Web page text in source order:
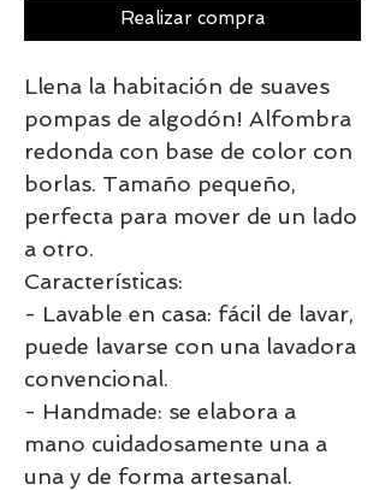
Realizar compra
Llena la habitación de suaves
pompas de algodón! Alfombra
redonda con base de color con
borlas. Tamaño pequeño,
perfecta para mover de un lado
a otro.
Características:
- Lavable en casa: fácil de lavar,
puede lavarse con una lavadora
convencional.
- Handmade: se elabora a
mano cuidadosamente una a
una y de forma artesanal.